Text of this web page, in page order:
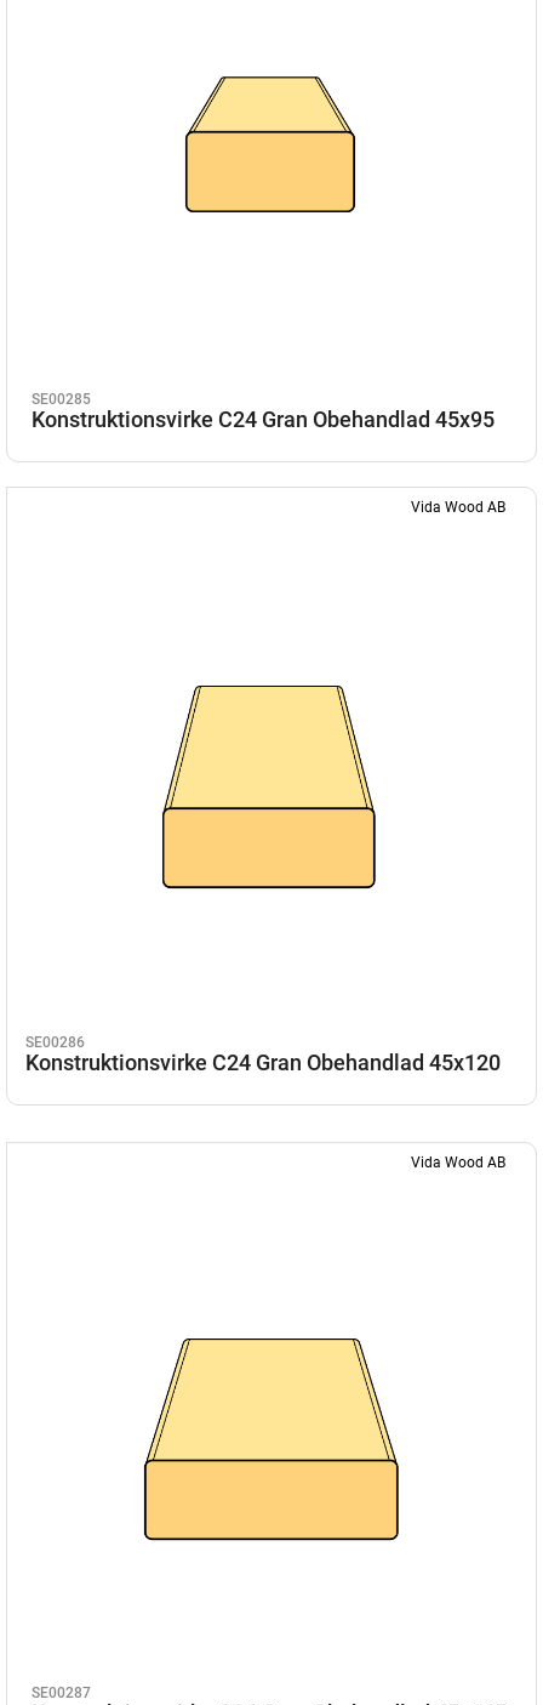
SE00285
Konstruktionsvirke C24 Gran Obehandlad 45x95
Vida Wood AB
SE00286
Konstruktionsvirke C24 Gran Obehandlad 45x120
Vida Wood AB
SE00287